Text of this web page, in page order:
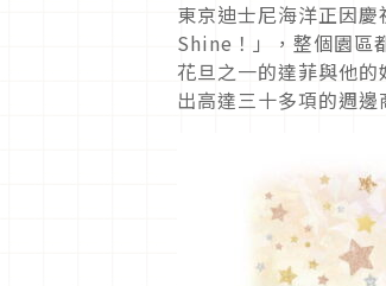
東京迪士尼海洋正因
Shine！」，整個園區
花旦之一的達菲與他
出高達三十多項的週邊